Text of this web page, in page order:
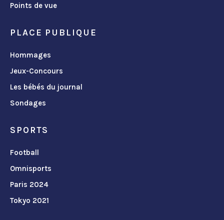
Points de vue
PLACE PUBLIQUE
Hommages
Jeux-Concours
Les bébés du journal
Sondages
SPORTS
Football
Omnisports
Paris 2024
Tokyo 2021